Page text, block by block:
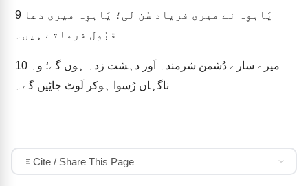
9
قبُول فرماتے ہیں۔
10
ناگہاں رُسوا ہوکر لَوٹ جایٔیں گے۔
Cite / Share This Page